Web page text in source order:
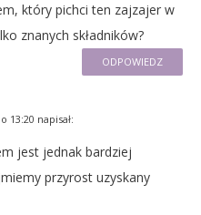
który pichci ten zajzajer w
znanych składników?
ODPOWIEDZ
13:20 napisał:
jest jednak bardziej
przyrost uzyskany